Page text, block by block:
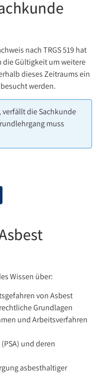
nach TRGS 519 hat
die Gültigkeit um weitere
dieses Zeitraums ein
werden.
verfällt die Sachkunde
muss
Wissen über:
von Asbest
Grundlagen
und Arbeitsverfahren
und deren
asbesthaltiger